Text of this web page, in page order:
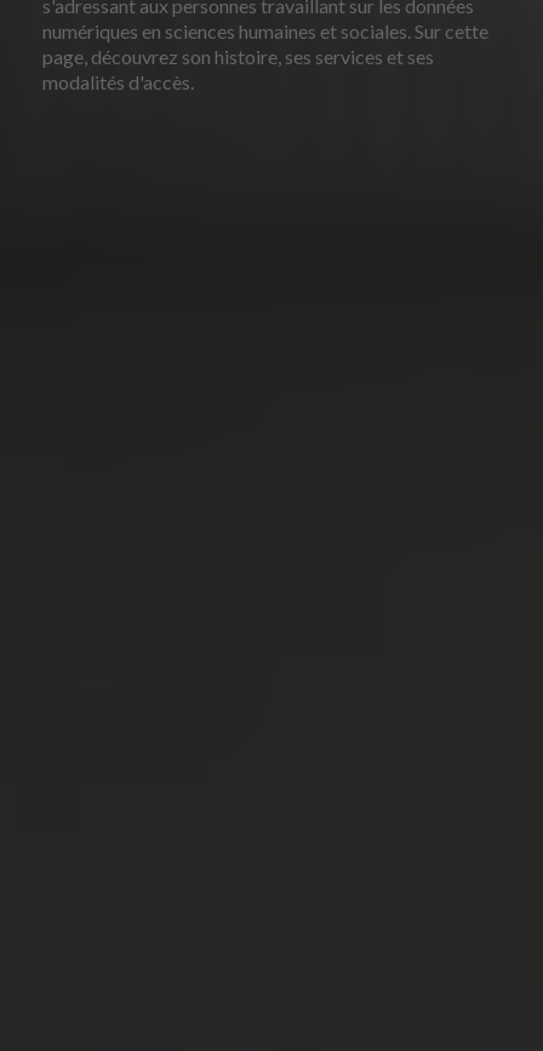
s'adressant aux personnes travaillant sur les données
numériques en sciences humaines et sociales. Sur cette
page, découvrez son histoire, ses services et ses
modalités d'accès.